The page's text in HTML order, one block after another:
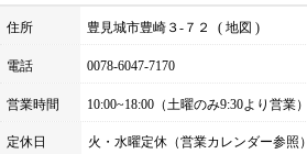
住所 豊見城市豊崎３‐７２ 地図
電話 0078-6047-7170
営業時間 10:00~18:00（土曜のみ9:30より営業）
定休日 火・水曜定休（営業カレンダー参照）